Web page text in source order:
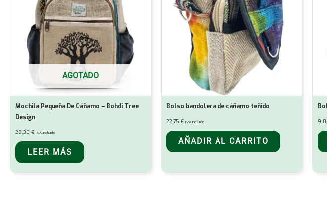
AGOTADO
Mochila Pequeña De Cáñamo – Bohdi Tree
Design
28,30 € IVA incluido
LEER MÁS
Bolso bandolera de cáñamo teñido
22,75 € IVA incluido
AÑADIR AL CARRITO